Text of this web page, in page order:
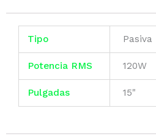
Tipo Pasiva
Potencia RMS 120W
Pulgadas 15"